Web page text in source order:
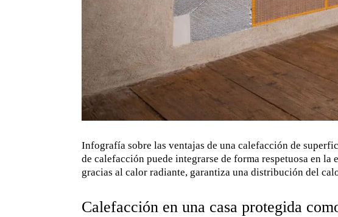
Infografía sobre las ventajas de una calefacción de
de calefacción puede integrarse de forma respetuosa en
gracias al calor radiante, garantiza una distribución del
Calefacción en una casa protegida